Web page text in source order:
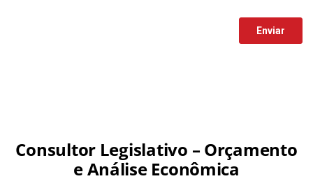
Consultor Legislativo – Orçamento
e Análise Econômica